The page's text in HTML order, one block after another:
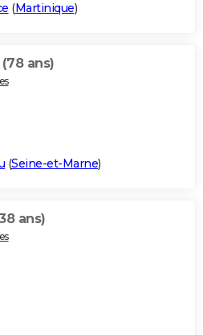
(Martinique)
(78 ans)
(Seine-et-Marne)
ans)